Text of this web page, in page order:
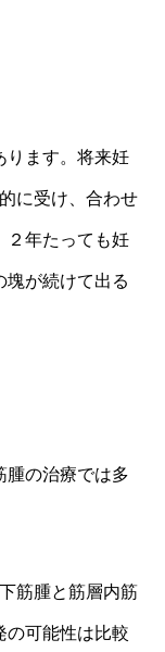
ります。将来妊
に受け、合わせ
２年たっても妊
塊が続けて出る
の治療では多
筋腫と筋層内筋
の可能性は比較